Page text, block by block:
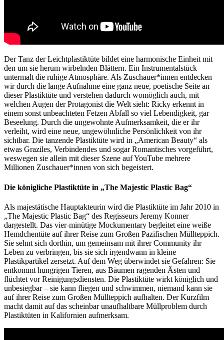
Der Tanz der Leichtplastiktüte bildet eine harmonische Einheit mit
den um sie herum wirbelnden Blättern. Ein Instrumentalstück
untermalt die ruhige Atmosphäre. Als Zuschauer*innen entdecken
wirdurch die lange Aufnahme eine ganz neue, poetische Seite an
dieser Plastiktüte und verstehen dadurch womöglich auch, mit
welchen Augen der Protagonist die Welt sieht: Ricky erkennt in
einem sonst unbeachteten Fetzen Abfall so viel Lebendigkeit, gar
Beseelung. Durch die ungewohnte Aufmerksamkeit, die er ihr
verleiht, wird eine neue, ungewöhnliche Persönlichkeit von ihr
sichtbar. Die tanzende Plastiktüte wird in „American Beauty“ als
etwas Graziles, Verbindendes und sogar Romantisches vorgeführt,
weswegen sie allein mit dieser Szene auf YouTube mehrere
Millionen Zuschauer*innen von sich begeistert.
Die königliche Plastiktüte in „The Majestic Plastic Bag“
Als majestätische Hauptakteurin wird die Plastiktüte im Jahr 2010 in
„The Majestic Plastic Bag“ des Regisseurs Jeremy Konner
dargestellt. Das vier-minütige Mockumentary begleitet eine weiße
Hemdchentüte auf ihrer Reise zum Großen Pazifischen Müllteppich.
Sie sehnt sich dorthin, um gemeinsam mit ihrer Community ihr
Leben zu verbringen, bis sie sich irgendwann in kleine
Plastikpartikel zersetzt. Auf dem Weg überwindet sie Gefahren: Sie
entkommt hungrigen Tieren, aus Bäumen ragenden Ästen und
flüchtet vor Reinigungsdiensten. Die Plastiktüte wirkt königlich und
unbesiegbar – sie kann fliegen und schwimmen, niemand kann sie
auf ihrer Reise zum Großen Müllteppich aufhalten. Der Kurzfilm
macht damit auf das scheinbar unaufhaltbare Müllproblem durch
Plastiktüten in Kalifornien aufmerksam.